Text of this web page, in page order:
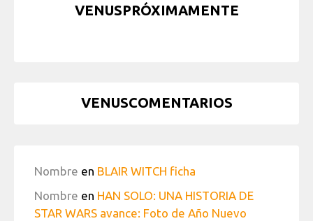
VENUSPRÓXIMAMENTE
VENUSCOMENTARIOS
Nombre en BLAIR WITCH ficha
Nombre en HAN SOLO: UNA HISTORIA DE
STAR WARS avance: Foto de Año Nuevo